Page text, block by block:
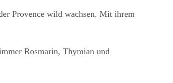
Provence wild wachsen. Mit ihrem
Rosmarin, Thymian und